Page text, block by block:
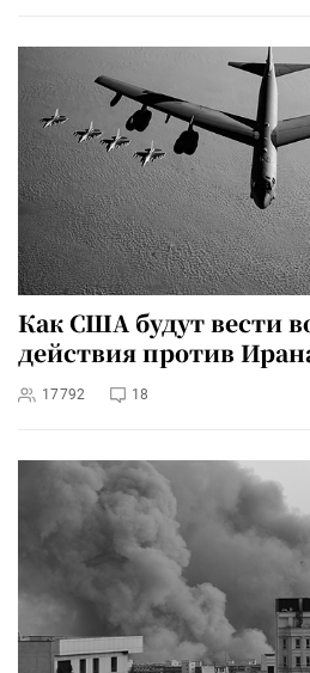
Как США будут вести
действия против
17792 18